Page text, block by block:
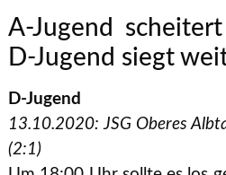
A-Jugend
D-Jugend siegt
D-Jugend
13.10.2020: JSG Oberes
(2:1)